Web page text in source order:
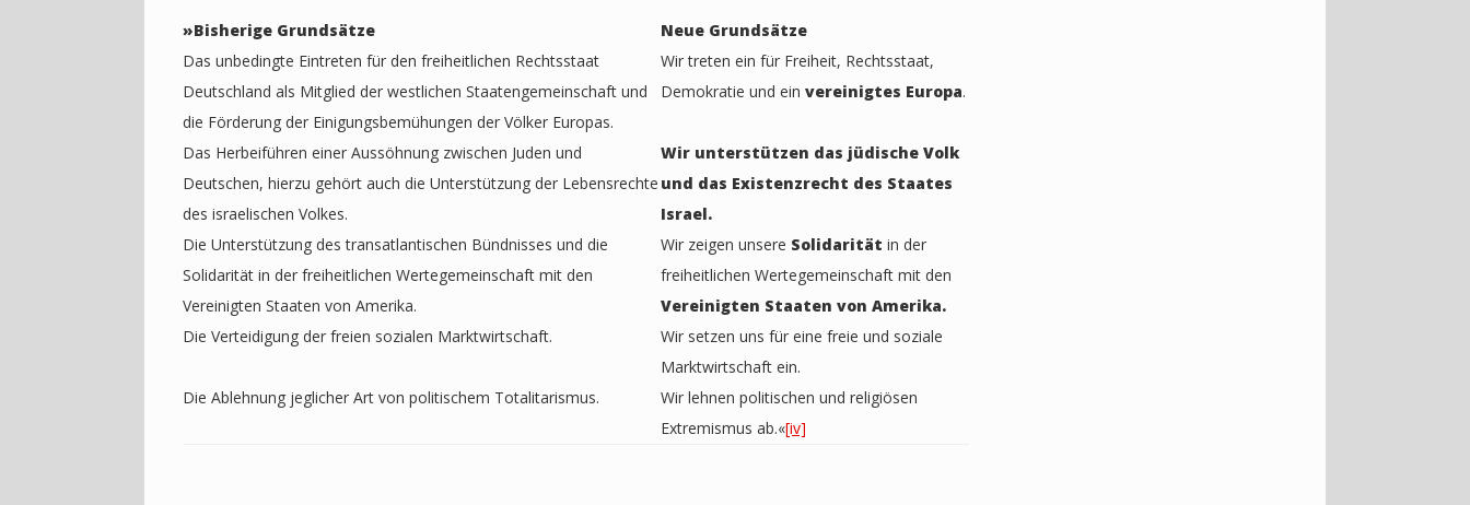
»Bisherige Grundsätze
Neue Grundsätze
Das unbedingte Eintreten für den freiheitlichen Rechtsstaat
Deutschland als Mitglied der westlichen Staatengemeinschaft und
die Förderung der Einigungsbemühungen der Völker Europas.
Wir treten ein für Freiheit, Rechtsstaat,
Demokratie und ein vereinigtes Europa.
Das Herbeiführen einer Aussöhnung zwischen Juden und
Deutschen, hierzu gehört auch die Unterstützung der Lebensrechte
des israelischen Volkes.
Wir unterstützen das jüdische Volk
und das Existenzrecht des Staates
Israel.
Die Unterstützung des transatlantischen Bündnisses und die
Solidarität in der freiheitlichen Wertegemeinschaft mit den
Vereinigten Staaten von Amerika.
Wir zeigen unsere Solidarität in der
freiheitlichen Wertegemeinschaft mit den
Vereinigten Staaten von Amerika.
Die Verteidigung der freien sozialen Marktwirtschaft.
Wir setzen uns für eine freie und soziale
Marktwirtschaft ein.
Die Ablehnung jeglicher Art von politischem Totalitarismus.
Wir lehnen politischen und religiösen
Extremismus ab.«[iv]